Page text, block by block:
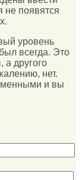
не появятся
уровень
всегда. Это
другого
нет.
и вы